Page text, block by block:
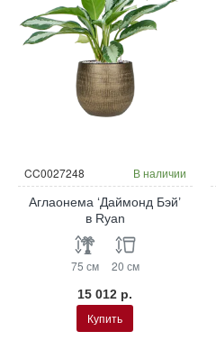
CC0027248 В наличии
Аглаонема ‘Даймонд Бэй’
в Ryan
75 см 20 см
15 012 р.
Купить